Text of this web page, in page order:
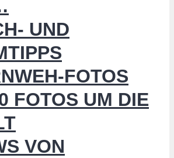
UND
FOTOS
FOTOS UM DIE
VON